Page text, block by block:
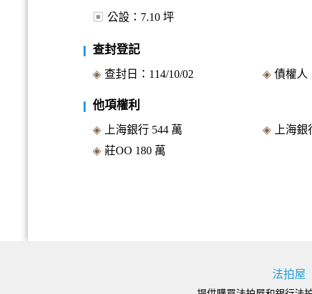
公設： 7.10 坪
查封登記
查封日： 114/10/02 債權人
他項權利
上海銀行 544 萬
上海
莊OO 180 萬
法拍屋